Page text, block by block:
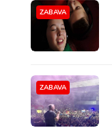
ZABAVA
ZABAVA